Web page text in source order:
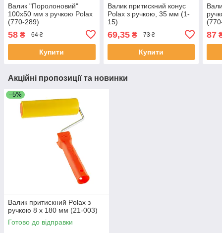
Валик "Поролоновий"
100х50 мм з ручкою Polax
(770-289)
58 ₴ 64 ₴
Купити
Валик притискний конус
Polax з ручкою, 35 мм (1-
15)
69,35₴ 73 ₴
Купити
87
Акційні пропозиції та новинки
–5%
Валик притискний Polax з
ручкою 8 х 180 мм (21-003)
Готово до відправки